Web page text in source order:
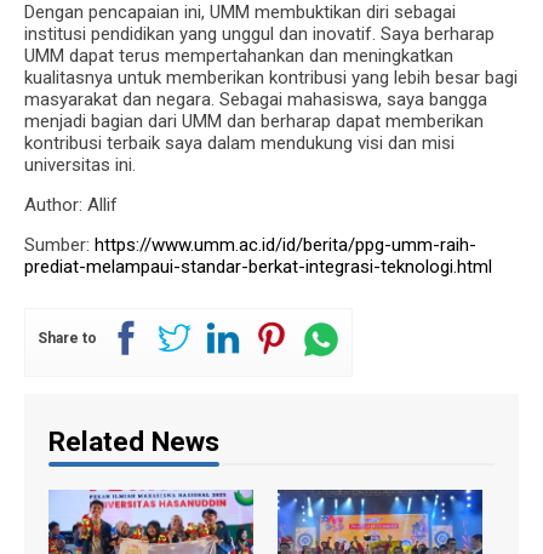
Dengan pencapaian ini, UMM membuktikan diri sebagai
institusi pendidikan yang unggul dan inovatif. Saya berharap
UMM dapat terus mempertahankan dan meningkatkan
kualitasnya untuk memberikan kontribusi yang lebih besar bagi
masyarakat dan negara. Sebagai mahasiswa, saya bangga
menjadi bagian dari UMM dan berharap dapat memberikan
kontribusi terbaik saya dalam mendukung visi dan misi
universitas ini.
Author: Allif
Sumber: https://www.umm.ac.id/id/berita/ppg-umm-raih-
prediat-melampaui-standar-berkat-integrasi-teknologi.html
Share to
Related News